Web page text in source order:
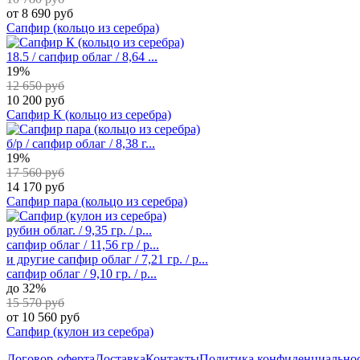
от 8 690 руб
Сапфир (кольцо из серебра)
18.5 / сапфир облаг / 8,64 ...
19%
12 650 руб
10 200 руб
Сапфир К (кольцо из серебра)
б/р / сапфир облаг / 8,38 г...
19%
17 560 руб
14 170 руб
Сапфир пара (кольцо из серебра)
рубин облаг. / 9,35 гр. / р...
сапфир облаг / 11,56 гр / р...
и другие сапфир облаг / 7,21 гр. / р...
сапфир облаг / 9,10 гр. / р...
до 32%
15 570 руб
от 10 560 руб
Сапфир (кулон из серебра)